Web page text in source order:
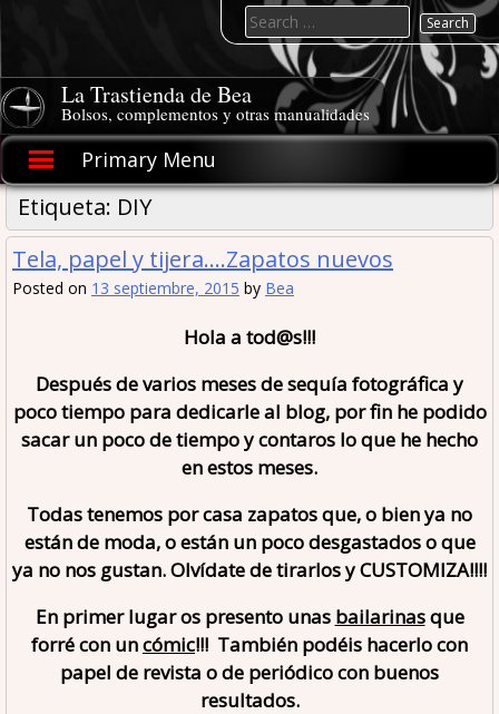
La Trastienda de Bea
Bolsos, complementos y otras manualidades
Primary Menu
Search
for:
Etiqueta: DIY
Tela, papel y tijera….Zapatos nuevos
Posted on 13 septiembre, 2015 by Bea
Hola a tod@s!!!
Después de varios meses de sequía fotográfica y
poco tiempo para dedicarle al blog, por fin he podido
sacar un poco de tiempo y contaros lo que he hecho
en estos meses.
Todas tenemos por casa zapatos que, o bien ya no
están de moda, o están un poco desgastados o que
ya no nos gustan. Olvídate de tirarlos y CUSTOMIZA!!!!
En primer lugar os presento unas bailarinasque
forré con uncómic!!! También podéis hacerlo con
papel de revista o de periódico con buenos
resultados.